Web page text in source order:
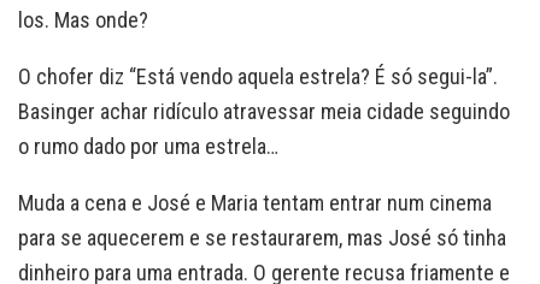
los. Mas onde?
O chofer diz “Está vendo aquela estrela? É só segui-la”.
Basinger achar ridículo atravessar meia cidade seguindo
o rumo dado por uma estrela…
Muda a cena e José e Maria tentam entrar num cinema
para se aquecerem e se restaurarem, mas José só tinha
dinheiro para uma entrada. O gerente recusa friamente e